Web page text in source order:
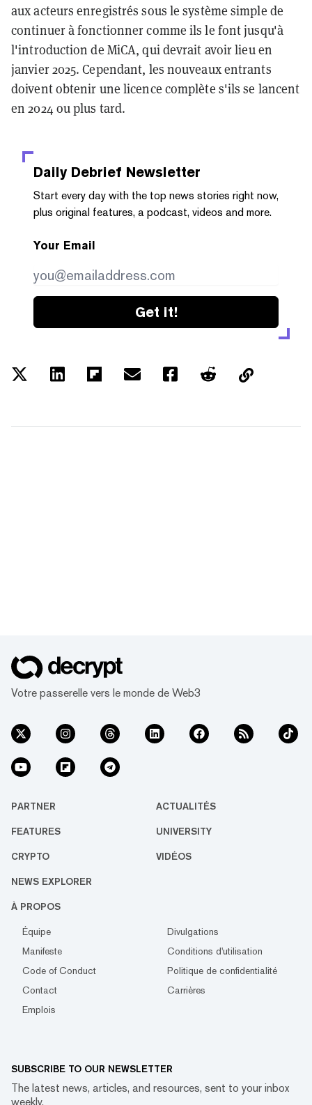
aux acteurs enregistrés sous le système simple de
continuer à fonctionner comme ils le font jusqu'à
l'introduction de MiCA, qui devrait avoir lieu en
janvier 2025. Cependant, les nouveaux entrants
doivent obtenir une licence complète s'ils se lancent
en 2024 ou plus tard.
Daily Debrief Newsletter
Start every day with the top news stories right now,
plus original features, a podcast, videos and more.
Your Email
Get it!
Votre passerelle vers le monde de Web3
PARTNER ACTUALITÉS
FEATURES UNIVERSITY
CRYPTO VIDÉOS
NEWS EXPLORER
À PROPOS
Équipe
Divulgations
Manifeste
Conditions d'utilisation
Code of Conduct
Politique de confidentialité
Contact
Carrières
Emplois
SUBSCRIBE TO OUR NEWSLETTER
The latest news, articles, and resources, sent to your inbox
weekly.